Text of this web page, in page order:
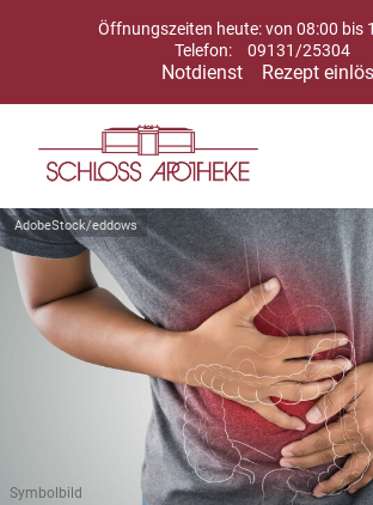
Öffnungszeiten heute: von 08:00 bis
Telefon:
09131/25304
Notdienst Rezept
AdobeStock/eddows
Symbolbild